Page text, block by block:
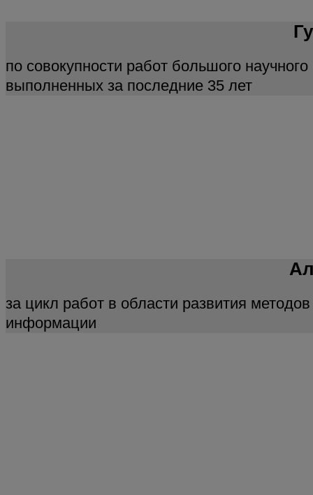
по совокупности работ большого
выполненных за последние 35 лет
за цикл работ в области развития
информации